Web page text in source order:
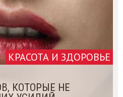
КРАСОТА И ЗДОРОВЬЕ
КОТОРЫЕ НЕ